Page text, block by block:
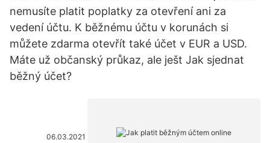
nemusíte platit poplatky za otevření ani za
vedení účtu. K běžnému účtu v korunách si
můžete zdarma otevřít také účet v EUR a USD.
Máte už občanský průkaz, ale ješt Jak sjednat
běžný účet?
06.03.2021